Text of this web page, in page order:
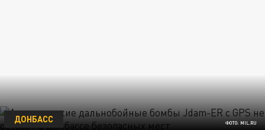
ФОТО: MIL.RU
ДОНБАСС